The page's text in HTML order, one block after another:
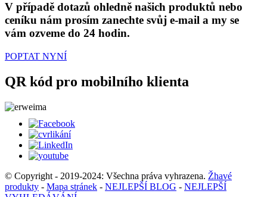
V případě dotazů ohledně našich produktů nebo
ceníku nám prosím zanechte svůj e-mail a my se
vám ozveme do 24 hodin.
POPTAT NYNÍ
QR kód pro mobilního klienta
© Copyright - 2019-2024: Všechna práva vyhrazena. Žhavé
produkty - Mapa stránek - NEJLEPŠÍ BLOG - NEJLEPŠÍ